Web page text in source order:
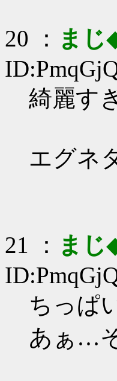
20 ： まじ
綺麗す
エグネ
21 ： まじ
ちっぱ
あぁ…